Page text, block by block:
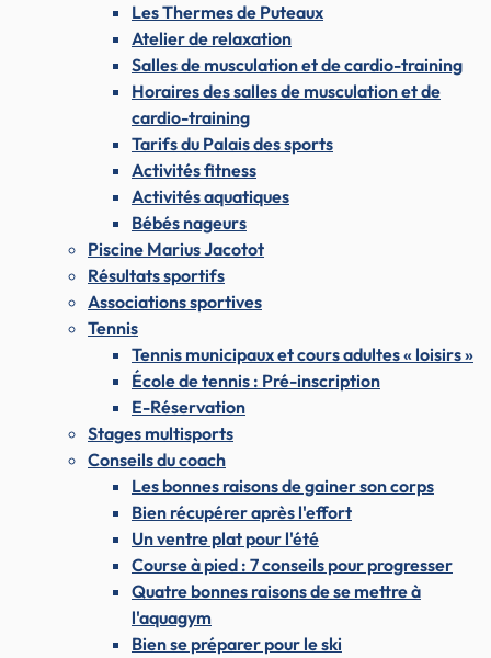
Les Thermes de Puteaux
Atelier de relaxation
Salles de musculation et de cardio-training
Horaires des salles de musculation et de
cardio-training
Tarifs du Palais des sports
Activités fitness
Activités aquatiques
Bébés nageurs
Piscine Marius Jacotot
Résultats sportifs
Associations sportives
Tennis
Tennis municipaux et cours adultes « loisirs »
École de tennis : Pré-inscription
E-Réservation
Stages multisports
Conseils du coach
Les bonnes raisons de gainer son corps
Bien récupérer après l'effort
Un ventre plat pour l'été
Course à pied : 7 conseils pour progresser
Quatre bonnes raisons de se mettre à
l'aquagym
Bien se préparer pour le ski